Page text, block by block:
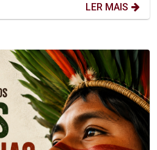
LER MAIS